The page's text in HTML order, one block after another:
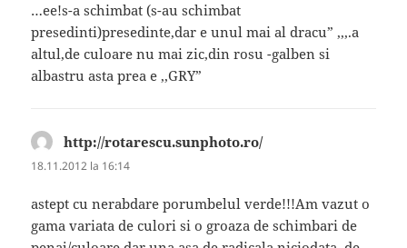
…ee!s-a schimbat (s-au schimbat
presedinti)presedinte,dar e unul mai al dracu” ,,,.a
altul,de culoare nu mai zic,din rosu -galben si
albastru asta prea e ,,GRY”
http://rotarescu.sunphoto.ro/spune:
18.11.2012 la 16:14
astept cu nerabdare porumbelul verde!!!Am vazut o
gama variata de culori si o groaza de schimbari de